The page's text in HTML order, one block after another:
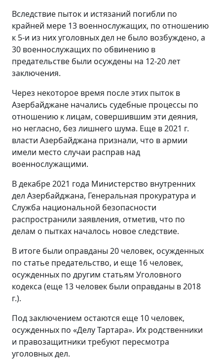
Вследствие пыток и истязаний погибли по
крайней мере 13 военнослужащих, по отношению
к 5-и из них уголовных дел не было возбуждено, а
30 военнослужащих по обвинению в
предательстве были осуждены на 12-20 лет
заключения.
Через некоторое время после этих пыток в
Азербайджане начались судебные процессы по
отношению к лицам, совершившим эти деяния,
но негласно, без лишнего шума. Еще в 2021 г.
власти Азербайджана признали, что в армии
имели место случаи расправ над
военнослужащими.
В декабре 2021 года Министерство внутренних
дел Азербайджана, Генеральная прокуратура и
Служба национальной безопасности
распространили заявления, отметив, что по
делам о пытках началось новое следствие.
В итоге были оправданы 20 человек, осужденных
по статье предательство, и еще 16 человек,
осужденных по другим статьям Уголовного
кодекса (еще 13 человек были оправданы в 2018
г.).
Под заключением остаются еще 10 человек,
осужденных по «Делу Тартара». Их родственники
и правозащитники требуют пересмотра
уголовных дел.